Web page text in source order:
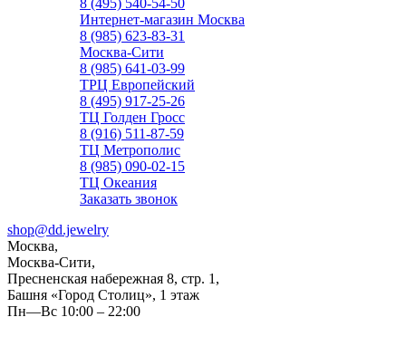
8 (495) 540-54-50
Интернет-магазин Москва
8 (985) 623-83-31
Москва-Сити
8 (985) 641-03-99
ТРЦ Европейский
8 (495) 917-25-26
ТЦ Голден Гросс
8 (916) 511-87-59
ТЦ Метрополис
8 (985) 090-02-15
ТЦ Океания
Заказать звонок
shop@dd.jewelry
Москва,
Москва-Сити,
Пресненская набережная 8, стр. 1,
Башня «Город Столиц», 1 этаж
Пн—Вс 10:00 – 22:00